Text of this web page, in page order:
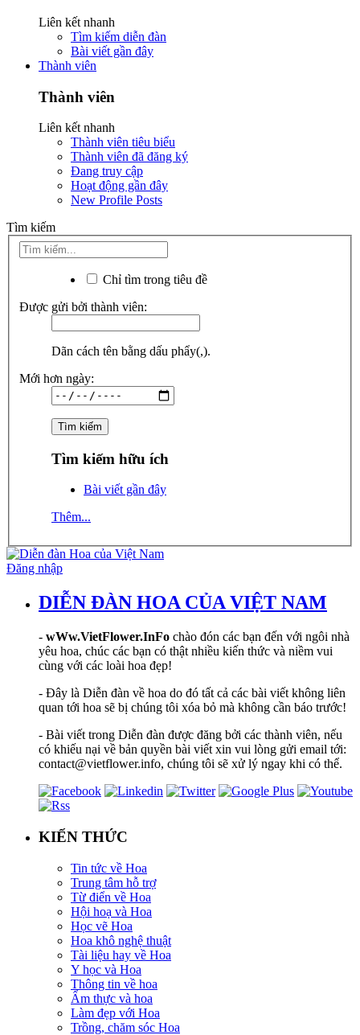
Liên kết nhanh
Tìm kiếm diễn đàn
Bài viết gần đây
Thành viên
Thành viên
Liên kết nhanh
Thành viên tiêu biểu
Thành viên đã đăng ký
Đang truy cập
Hoạt động gần đây
New Profile Posts
Tìm kiếm
Chỉ tìm trong tiêu đề
Được gửi bởi thành viên:
Dãn cách tên bằng dấu phẩy(,).
Mới hơn ngày:
Tìm kiếm hữu ích
Bài viết gần đây
Thêm...
Đăng nhập
DIỄN ĐÀN HOA CỦA VIỆT NAM
- wWw.VietFlower.InFo chào đón các bạn đến với ngôi nhà
yêu hoa, chúc các bạn có thật nhiều kiến thức và niềm vui
cùng với các loài hoa đẹp!
- Đây là Diễn đàn về hoa do đó tất cả các bài viết không liên
quan tới hoa sẽ bị chúng tôi xóa bỏ mà không cần báo trước!
- Bài viết trong Diễn đàn được đăng bởi các thành viên, nếu
có khiếu nại về bản quyền bài viết xin vui lòng gửi email tới:
contact@vietflower.info, chúng tôi sẽ xử lý ngay khi có thể.
KIẾN THỨC
Tin tức về Hoa
Trung tâm hỗ trợ
Từ điển về Hoa
Hội hoạ và Hoa
Học vẽ Hoa
Hoa khô nghệ thuật
Tài liệu hay về Hoa
Y học và Hoa
Thông tin về hoa
Ẩm thực và hoa
Làm đẹp với Hoa
Trồng, chăm sóc Hoa